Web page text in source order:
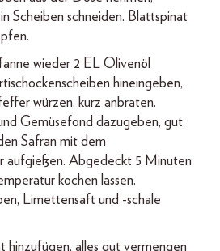
Scheiben schneiden. Blattspinat
wieder 2 EL Olivenöl
hineingeben,
würzen, kurz anbraten.
Gemüsefond dazugeben, gut
Safran mit dem
aufgießen. Abgedeckt 5 Minuten
kochen lassen.
Limettensaft und -schale
hinzufügen, alles gut vermengen